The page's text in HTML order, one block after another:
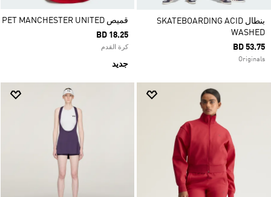
بنطال SKATEBOARDING ACID
WASHED
BD 53.75
Originals
قميص PET MANCHESTER UNITED
BD 18.25
كرة القدم
جديد